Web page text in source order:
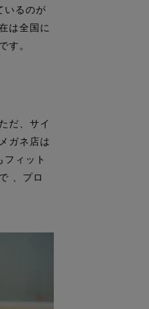
いるのが
は全国に
す。
だ、サイ
ガネ店は
ィット
、プロ